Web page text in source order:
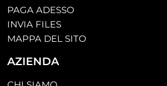
PAGA ADESSO
INVIA FILES
MAPPA DEL SITO
AZIENDA